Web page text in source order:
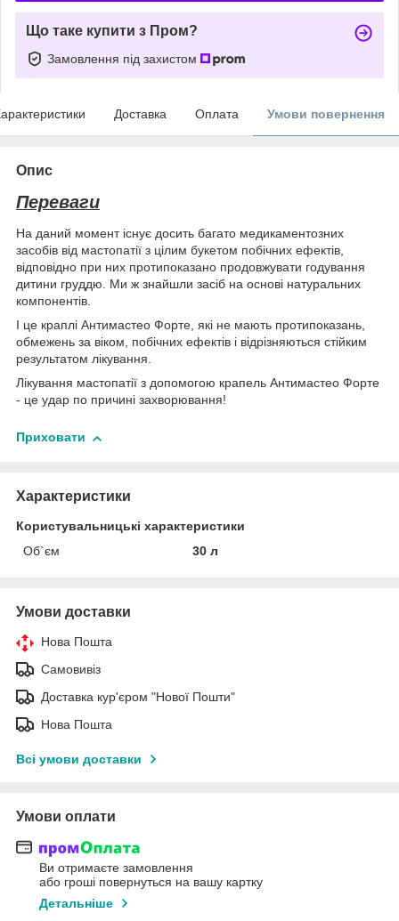
Що таке купити з Пром?
Замовлення під захистом
Доставка Оплата Умови повернення
Опис
Переваги
На даний момент існує досить багато медикаментозних
засобів від мастопатії з цілим букетом побічних ефектів,
відповідно при них протипоказано продовжувати годування
дитини груддю. Ми ж знайшли засіб на основі натуральних
компонентів.
І це краплі Антимастео Форте, які не мають протипоказань,
обмежень за віком, побічних ефектів і відрізняються стійким
результатом лікування.
Лікування мастопатії з допомогою крапель Антимастео Форте
- це удар по причині захворювання!
Приховати
Характеристики
Користувальницькі характеристики
Об`єм
30 л
Умови доставки
Нова Пошта
Самовивіз
Доставка кур'єром "Нової Пошти"
Нова Пошта
Всі умови доставки
Умови оплати
Ви отримаєте замовлення
або гроші повернуться на вашу картку
Детальніше